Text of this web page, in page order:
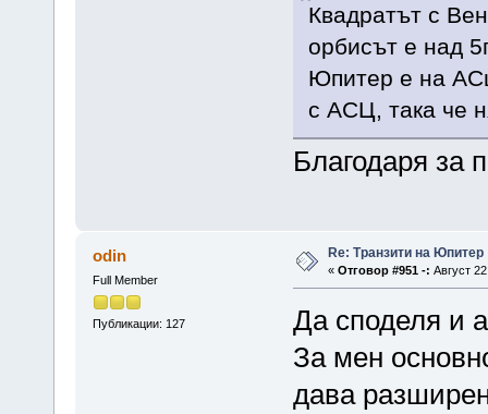
Квадратът с
орбисът е над
Юпитер е на
с АСЦ, така че
Благодаря
odin
Full Member
Публикации: 127
Re: Транзити на Юпитер
« Отговор #951 -: Август
Да споделя и
За мен
дава